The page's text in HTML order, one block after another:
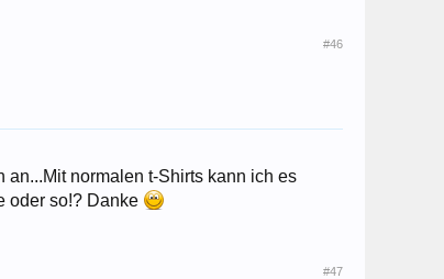
#46
normalen t-Shirts kann ich es
oder so!? Danke
#47